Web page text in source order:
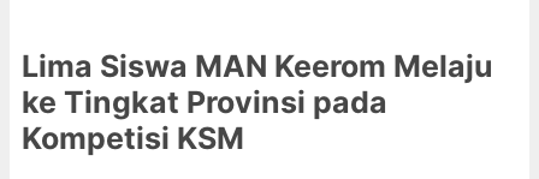
Lima Siswa MAN Keerom Melaju
ke Tingkat Provinsi pada
Kompetisi KSM